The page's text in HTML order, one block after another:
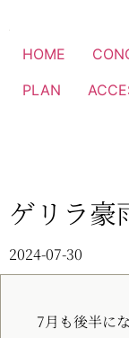
HOME
PLAN
ゲリラ豪
2024-07-30
7月も後半に